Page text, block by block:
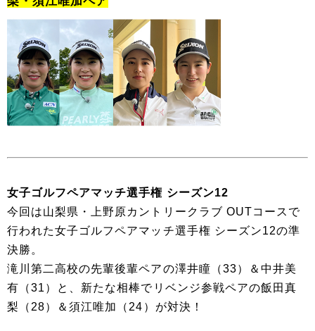
女子ゴルフペアマッチ選手権 シーズン12
今回は山梨県・上野原カントリークラブ OUTコースで
行われた女子ゴルフペアマッチ選手権 シーズン12の準
決勝。
滝川第二高校の先輩後輩ペアの澤井瞳（33）＆中井美
有（31）と、新たな相棒でリベンジ参戦ペアの飯田真
梨（28）＆須江唯加（24）が対決！